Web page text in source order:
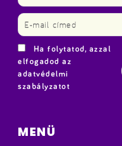
Ha folytatod, azzal
elfogadod az
adatvédelmi
szabályzatot
MENÜ